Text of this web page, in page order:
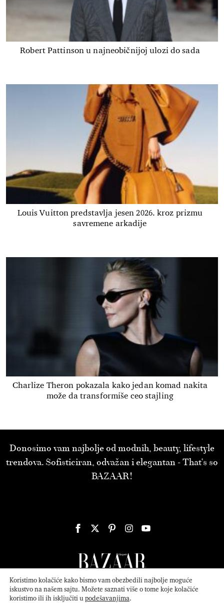
Robert Pattinson u najneobičnijoj ulozi do sada
Louis Vuitton predstavlja jesen 2026. kroz prizmu
savremene arkadije
Charlize Theron pokazala kako jedan komad nakita
može da transformiše ceo stajling
Donosimo vam najbolje od modnih, beauty, lifestyle
trendova. Sofisticiran, odvažan i elegantan - That’s so
BAZAAR!
Koristimo kolačiće kako bismo vam obezbedili najbolje moguće
iskustvo na našem sajtu. Možete saznati više o tome koje kolačiće
koristimo ili ih isključiti upodešavanjima.